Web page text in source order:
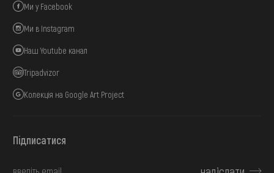
Ми у Facebook
Ми в Instagram
Наш Youtube канал
Tripadvizor
Колекція на Google Art Project
Підписатися